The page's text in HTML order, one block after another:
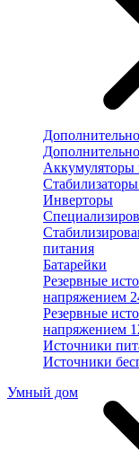
Аккумуляторы
Инверторы
питания
Батарейки
Резервные
напряжением
Резервные
напряжением
Источники
Источники
Умный дом